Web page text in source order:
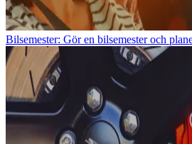
Bilsemester: Gör en bilsemester och